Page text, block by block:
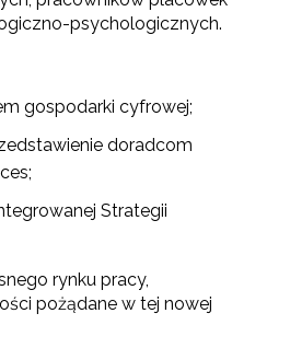
psychologicznych.
gospodarki cyfrowej;
doradcom
Strategii
rynku pracy,
pożądane w tej nowej